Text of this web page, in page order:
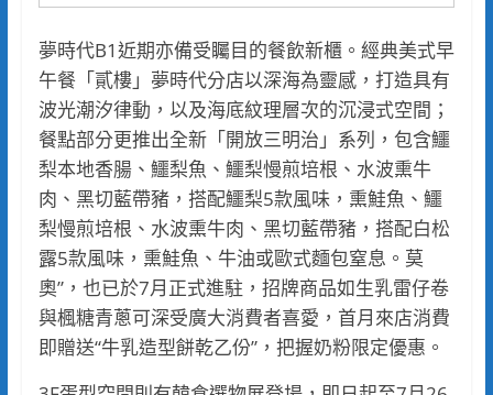
夢時代B1近期亦備受矚目的餐飲新櫃。經典美式早
午餐「貳樓」夢時代分店以深海為靈感，打造具有
波光潮汐律動，以及海底紋理層次的沉浸式空間；
餐點部分更推出全新「開放三明治」系列，包含鱷
梨本地香腸、鱷梨魚、鱷梨慢煎培根、水波熏牛
肉、黑切藍帶豬，搭配鱷梨5款風味，熏鮭魚、鱷
梨慢煎培根、水波熏牛肉、黑切藍帶豬，搭配白松
露5款風味，熏鮭魚、牛油或歐式麵包窒息。莫
奧”，也已於7月正式進駐，招牌商品如生乳雷仔卷
與楓糖青蔥可深受廣大消費者喜愛，首月來店消費
即贈送“牛乳造型餅乾乙份”，把握奶粉限定優惠。